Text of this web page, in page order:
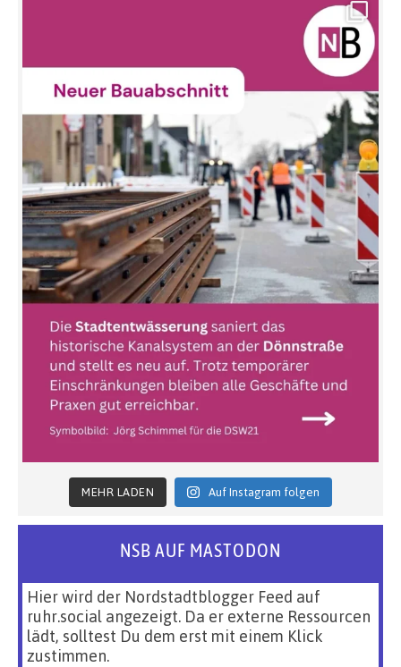
MEHR LADEN Auf Instagram folgen
NSB AUF MASTODON
Hier wird der Nordstadtblogger Feed auf
ruhr.social angezeigt. Da er externe Ressourcen
lädt, solltest Du dem erst mit einem Klick
zustimmen.